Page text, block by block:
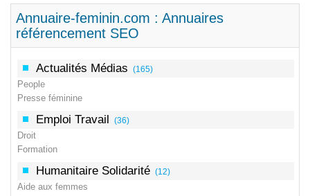
Annuaire-feminin.com : Annuaires
référencement SEO
Actualités Médias (165)
People
Presse féminine
Emploi Travail (36)
Droit
Formation
Humanitaire Solidarité (12)
Aide aux femmes